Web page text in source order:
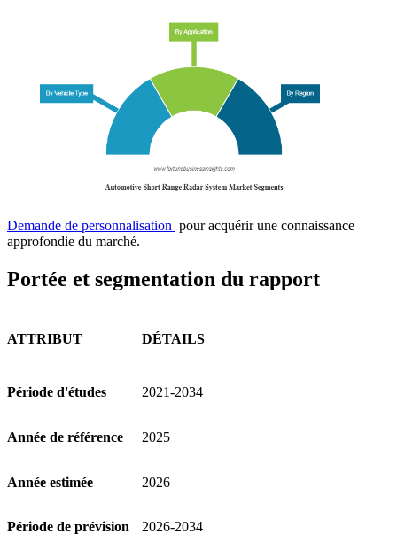
Demande de personnalisation pour acquérir une connaissance
approfondie du marché.
Portée et segmentation du rapport
ATTRIBUT DÉTAILS
Période d'études 2021-2034
Année de référence 2025
Année estimée 2026
Période de prévision 2026-2034